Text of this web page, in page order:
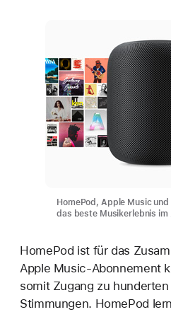
HomePod, Apple Music
das beste Musikerlebnis im
HomePod ist für das
Apple Music-Abonnement
somit Zugang zu
Stimmungen. HomePod